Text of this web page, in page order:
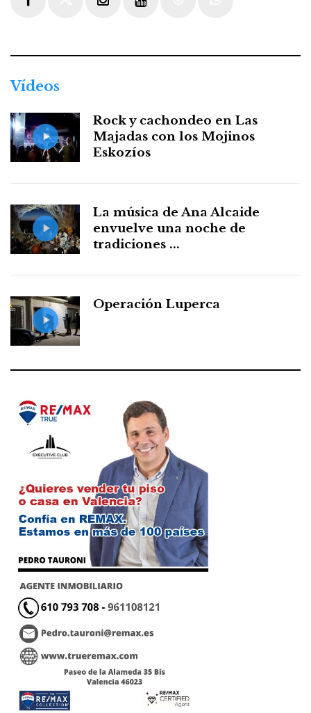
Vídeos
Rock y cachondeo en Las
Majadas con los Mojinos
Eskozíos
La música de Ana Alcaide
envuelve una noche de
tradiciones ...
Operación Luperca